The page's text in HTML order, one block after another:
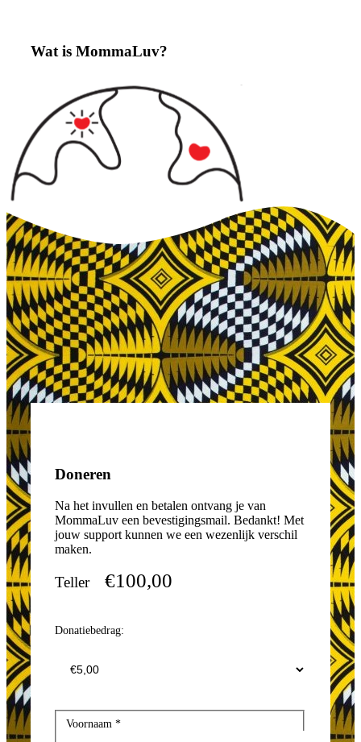
Wat is MommaLuv?
Doneren
Na het invullen en betalen ontvang je van
MommaLuv een bevestigingsmail. Bedankt! Met
jouw support kunnen we een wezenlijk verschil
maken.
Teller €100,00
Donatiebedrag:
Voornaam *